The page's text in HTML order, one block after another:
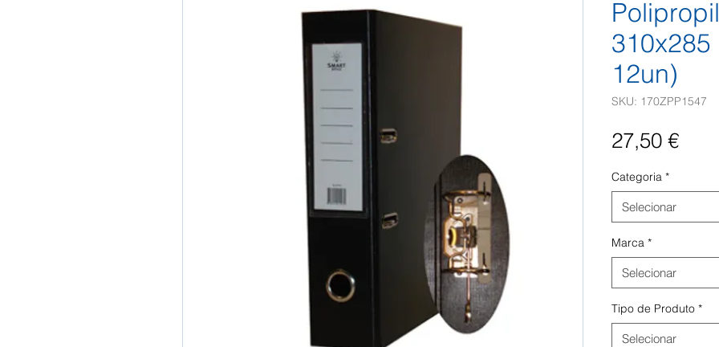
310x285
12un)
SKU: 170ZPP1547
27,50 €Preço
Categoria *
Selecionar
Marca *
Selecionar
Tipo de Produto *
Selecionar